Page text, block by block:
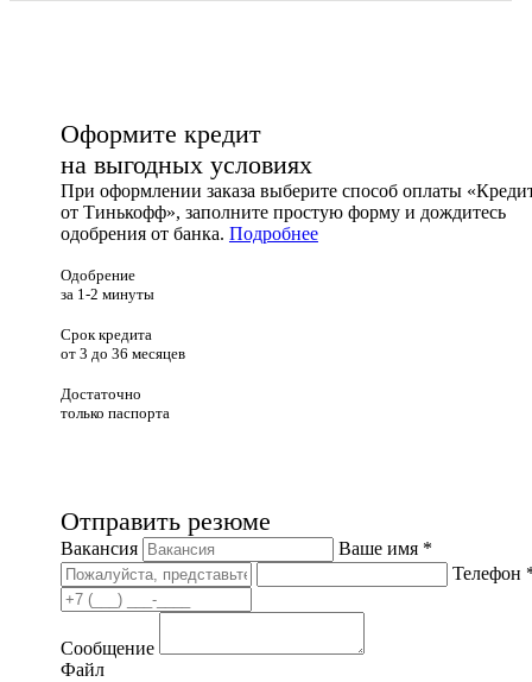
Оформите кредит
на выгодных условиях
При оформлении заказа выберите способ оплаты
от Тинькофф», заполните простую форму и дождитесь
одобрения от банка. Подробнее
Одобрение
за 1-2 минуты
Срок кредита
от 3 до 36 месяцев
Достаточно
только паспорта
Отправить резюме
Вакансия
Ваше имя *
Телефон
Сообщение
Файл